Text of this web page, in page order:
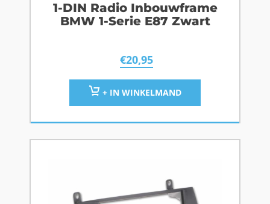
1-DIN Radio Inbouwframe
BMW 1-Serie E87 Zwart
€20,95
+ IN WINKELMAND